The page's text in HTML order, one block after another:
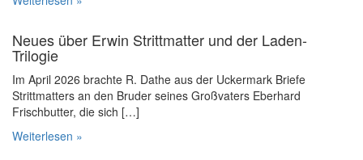
Neues über Erwin Strittmatter und der Laden-
Trilogie
Im April 2026 brachte R. Dathe aus der Uckermark Briefe
Strittmatters an den Bruder seines Großvaters Eberhard
Frischbutter, die sich […]
Weiterlesen »